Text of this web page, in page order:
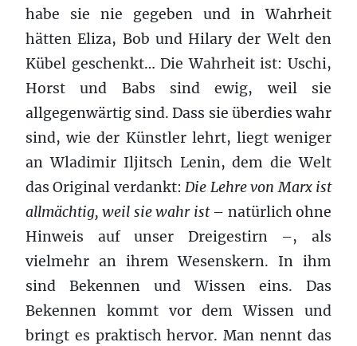
habe sie nie gegeben und in Wahrheit
hätten Eliza, Bob und Hilary der Welt den
Kübel geschenkt… Die Wahrheit ist: Uschi,
Horst und Babs sind ewig, weil sie
allgegenwärtig sind. Dass sie überdies wahr
sind, wie der Künstler lehrt, liegt weniger
an Wladimir Iljitsch Lenin, dem die Welt
das Original verdankt:Die Lehre von Marx ist
allmächtig, weil sie wahr ist– natürlich ohne
Hinweis auf unser Dreigestirn –, als
vielmehr an ihrem Wesenskern. In ihm
sind Bekennen und Wissen eins. Das
Bekennen kommt vor dem Wissen und
bringt es praktisch hervor. Man nennt das